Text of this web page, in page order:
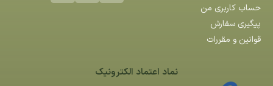
حساب کاربری من
پیگیری سفارش
قوانین و مقررات
نماد اعتماد الکترونیک